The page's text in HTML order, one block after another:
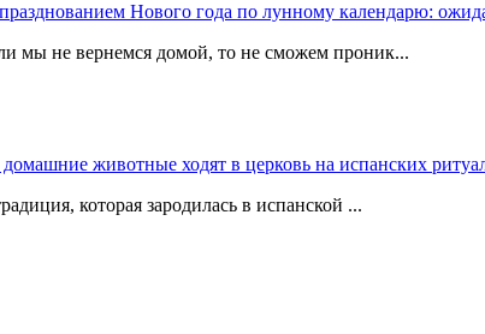
Нового года по лунному календарю:
мы не вернемся домой, то не сможем проник...
животные ходят в церковь на испанских
которая зародилась в испанской ...